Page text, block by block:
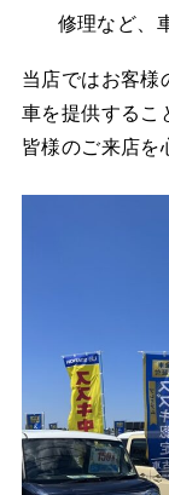
修理など、
当店ではお客様
車を提供するこ
皆様のご来店を